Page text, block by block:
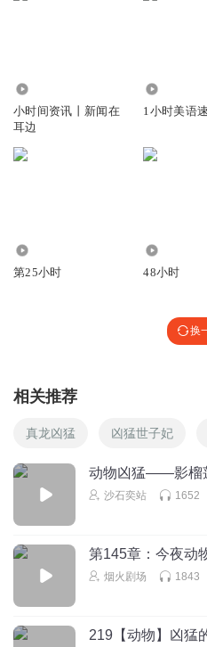
小时间资讯丨新闻在
耳边
1小时美语
第25小时 48小时
换
相关推荐
真龙凶猛 凶猛世子妃
动物凶猛——影榴
沙石奕站 1652
第145章：今夜动
烟火剧场 1843
219【动物】凶猛